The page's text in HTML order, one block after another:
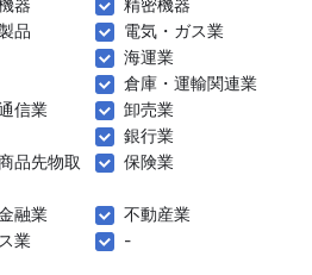
器
精密機器
品
電気・ガス業
海運業
倉庫・運輸関連業
信業
卸売業
銀行業
品先物取
保険業
融業
不動産業
業
-